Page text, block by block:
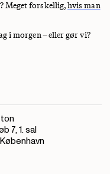
Meget forskellig,hvis man
i morgen – eller gør vi?
7, 1. sal